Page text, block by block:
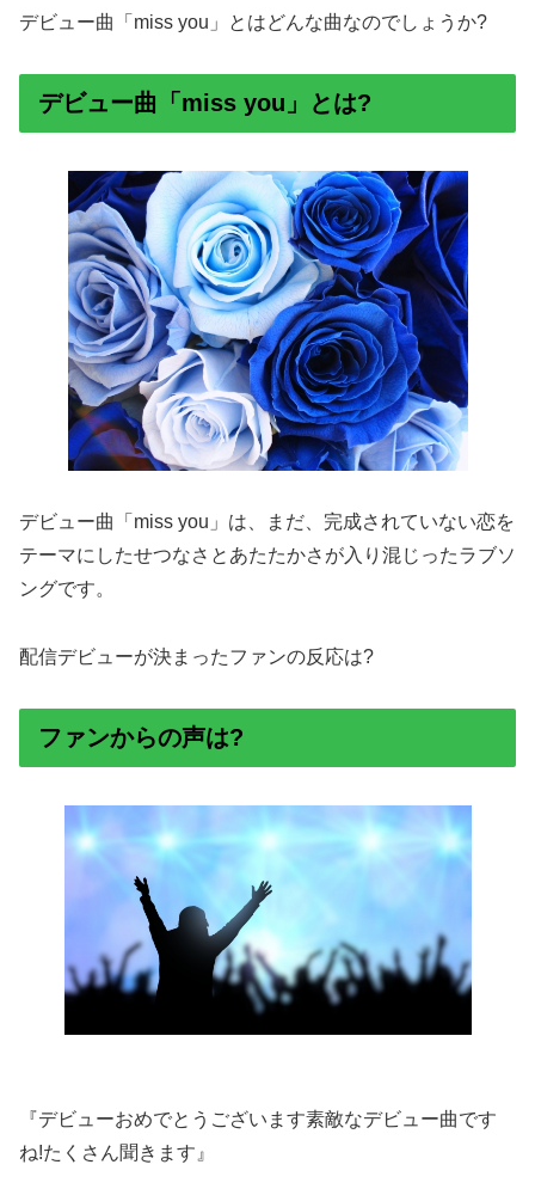
デビュー曲「miss you」とはどんな曲なのでしょうか?
デビュー曲「miss you」とは?
デビュー曲「miss you」は、まだ、完成されていない恋を
テーマにしたせつなさとあたたかさが入り混じったラブソ
ングです。
配信デビューが決まったファンの反応は?
ファンからの声は?
『デビューおめでとうございます素敵なデビュー曲です
ね!たくさん聞きます』